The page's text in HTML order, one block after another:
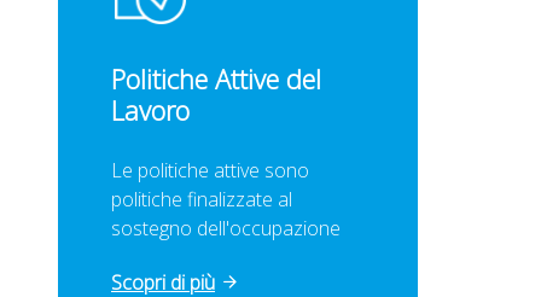
Politiche Attive del
Lavoro
Le politiche attive sono
politiche finalizzate al
sostegno dell'occupazione
Scopri di più